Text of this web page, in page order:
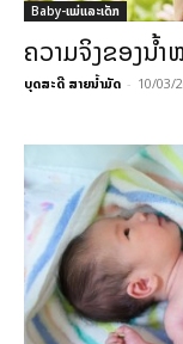
Baby-ແມ່ແລະເດັກ
ຄວາມຈິງຂອງນ້
ບຸດສະດີ ສາຍນ້ຳມັດ - 10/03/